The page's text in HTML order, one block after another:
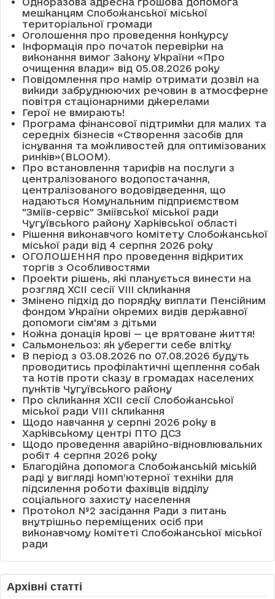
мешканцям Слобожанської міської
територіальної громади
Оголошення про проведення конкурсу
Інформація про початок перевірки на
виконання вимог Закону України «Про
очищення влади» від 05.08.2026 року
Повідомлення про намір отримати дозвіл на
викиди забруднюючих речовин в атмосферне
повітря стаціонарними джерелами
Герої не вмирають!
Програма фінансової підтримки для малих та
середніх бізнесів «Створення засобів для
існування та можливостей для оптимізованих
ринків»(BLOOM).
Про встановлення тарифів на послуги з
централізованого водопостачання,
централізованого водовідведення, що
надаються Комунальним підприємством
"Зміїв-сервіс" Зміївської міської ради
Чугуївського району Харківської області
Рішення виконавчого комітету Слобожанської
міської ради від 4 серпня 2026 року
ОГОЛОШЕННЯ про проведення відкритих
торгів з Особливостями
Проекти рішень, які планується винести на
розгляд XCII сесії VІІІ скликання
Змінено підхід до порядку виплати Пенсійним
фондом України окремих видів державної
допомоги сім'ям з дітьми
Кожна донація крові — це врятоване життя!
Сальмонельоз: як уберегти себе влітку
В період з 03.08.2026 по 07.08.2026 будуть
проводитись профілактичні щеплення собак
та котів проти сказу в громадах населених
пунктів Чугуївського району
Про скликання XCII сесії Слобожанської
міської ради VIII скликання
Щодо навчання у серпні 2026 року в
Харківському центрі ПТО ДСЗ
Щодо проведення аварійно-відновлювальних
робіт 4 серпня 2026 року
Благодійна допомога Слобожанській міській
раді у вигляді комп’ютерної техніки для
підсилення роботи фахівців відділу
соціального захисту населення
Протокол №2 засідання Ради з питань
внутрішньо переміщених осіб при
виконавчому комітеті Слобожанської міської
ради
Архівні статті